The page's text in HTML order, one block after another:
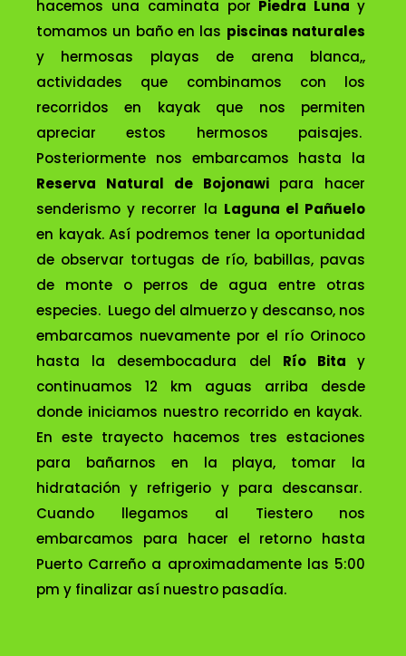
hacemos una caminata por Piedra Lunay
tomamos un baño en las piscinas naturales
y hermosas playas de arena blanca,,
actividades que combinamos con los
recorridos en kayak que nos permiten
apreciar estos hermosos paisajes.
Posteriormente nos embarcamos hasta la
Reserva Natural de Bojonawipara hacer
senderismo y recorrer la Laguna el Pañuelo
en kayak. Así podremos tener la oportunidad
de observar tortugas de río, babillas, pavas
de monte o perros de agua entre otras
especies. Luego del almuerzo y descanso, nos
embarcamos nuevamente por el río Orinoco
hasta la desembocadura del Río Bitay
continuamos 12 km aguas arriba desde
donde iniciamos nuestro recorrido en kayak.
En este trayecto hacemos tres estaciones
para bañarnos en la playa, tomar la
hidratación y refrigerio y para descansar.
Cuando llegamos al Tiestero nos
embarcamos para hacer el retorno hasta
Puerto Carreño a aproximadamente las 5:00
pm y finalizar así nuestro pasadía.